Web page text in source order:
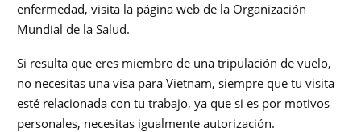
enfermedad, visita la página web de la Organización
Mundial de la Salud.
Si resulta que eres miembro de una tripulación de vuelo,
no necesitas una visa para Vietnam, siempre que tu visita
esté relacionada con tu trabajo, ya que si es por motivos
personales, necesitas igualmente autorización.